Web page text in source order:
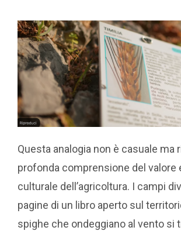
Questa analogia non è casuale ma
profonda comprensione del valore
culturale dell’agricoltura. I campi
pagine di un libro aperto sul
spighe che ondeggiano al vento si